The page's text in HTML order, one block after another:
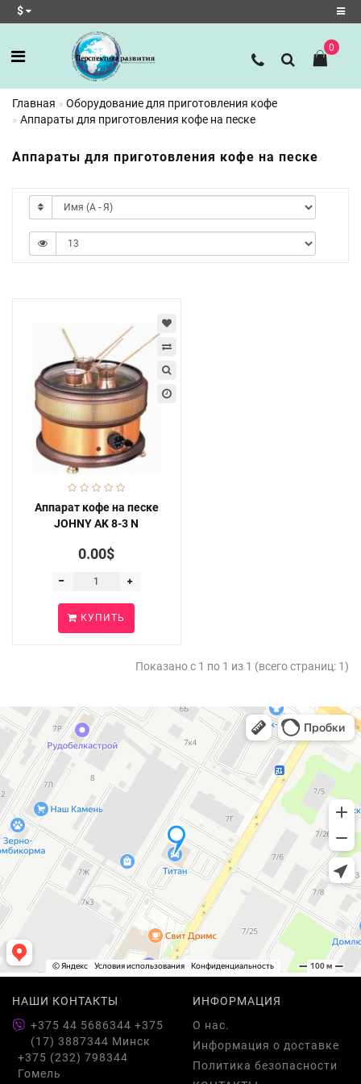
$
Регистрация0
Главная
Оборудование для приготовления кофе
Аппараты для приготовления кофе на песке
Аппараты для приготовления кофе на песке
Аппарат кофе на песке
JOHNY AK 8-3 N
0.00$
КУПИТЬ
Показано с 1 по 1 из 1 (всего страниц: 1)
НАШИ КОНТАКТЫ
+375 44 5686344 +375
(17) 3887344 Минск
+375 (232) 798344
Гомель
ИНФОРМАЦИЯ
О нас.
Информация о доставке
Политика безопасности